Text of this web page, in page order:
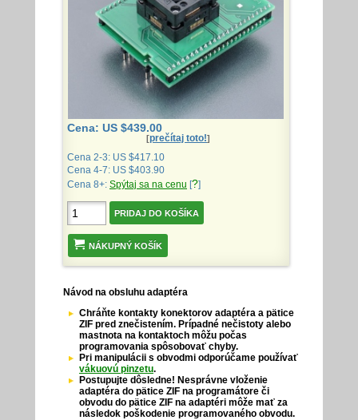
Cena: US $439.00
[prečítaj toto!]
Cena 2-3: US $417.10
Cena 4-7: US $403.90
Cena 8+: Spýtaj sa na cenu [?]
NÁKUPNÝ KOŠÍK
Návod na obsluhu adaptéra
Chráňte kontakty konektorov adaptéra a pätice
ZIF pred znečistením. Prípadné nečistoty alebo
mastnota na kontaktoch môžu počas
programovania spôsobovať chyby.
Pri manipulácii s obvodmi odporúčame používať
vákuovú pinzetu.
Postupujte dôsledne! Nesprávne vloženie
adaptéra do pätice ZIF na programátore či
obvodu do pätice ZIF na adaptéri môže mať za
následok poškodenie programovaného obvodu.